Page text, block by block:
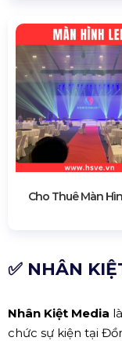
Cho Thuê Màn
✅ NHÂN
Nhân Kiệt Media
chức sự kiện tại